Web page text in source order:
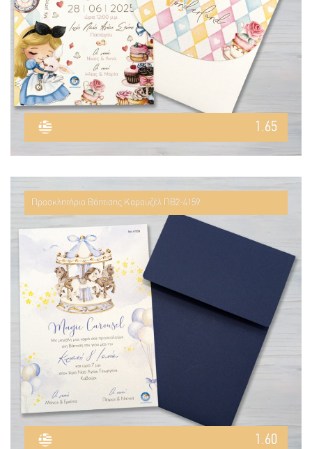
1.65
Προσκλητήριο Βάπτισης Καρουζέλ ΠΒ2-4159
1.60